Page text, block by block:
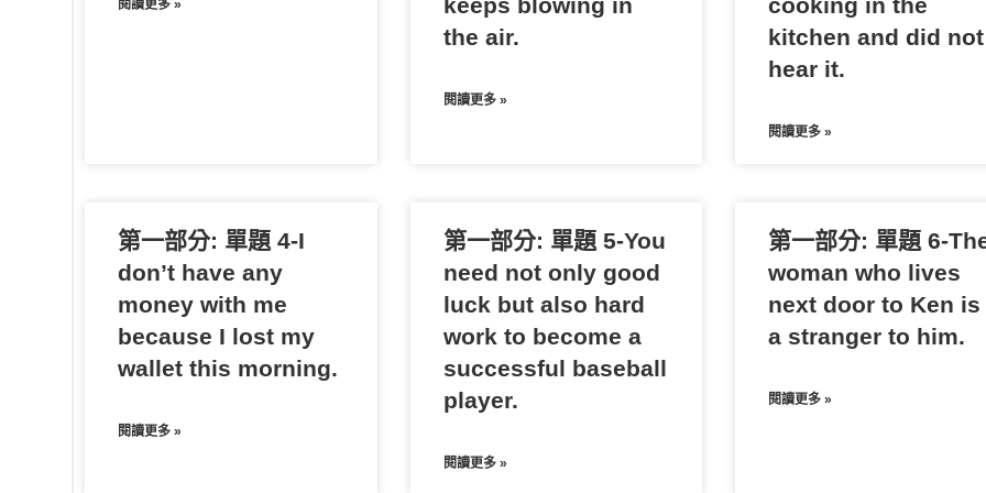
閱讀更多 »
the air.
閱讀更多 »
kitchen and did not
hear it.
閱讀更多 »
第一部分: 單題 4-I
don’t have any
money with me
because I lost my
wallet this morning.
閱讀更多 »
第一部分: 單題 5-You
need not only good
luck but also hard
work to become a
successful baseball
player.
閱讀更多 »
第一部分: 單題 6-
woman who lives
next door to Ken is
a stranger to him.
閱讀更多 »